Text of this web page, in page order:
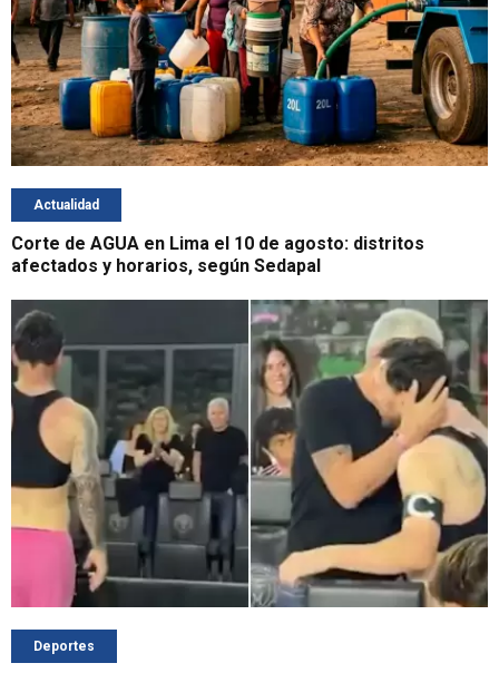
Actualidad
Corte de AGUA en Lima el 10 de agosto: distritos
afectados y horarios, según Sedapal
Deportes